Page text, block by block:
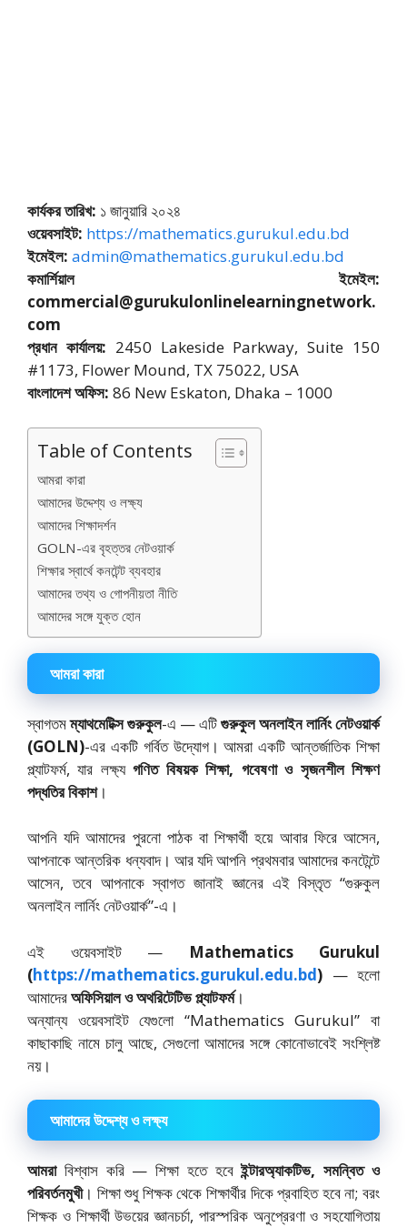
কার্যকর তারিখ: ১ জানুয়ারি ২০২৪
ওয়েবসাইট: https://mathematics.gurukul.edu.bd
ইমেইল: admin@mathematics.gurukul.edu.bd
কমার্শিয়াল ইমেইল:
commercial@gurukulonlinelearningnetwork.
com
প্রধান কার্যালয়: 2450 Lakeside Parkway, Suite 150
#1173, Flower Mound, TX 75022, USA
বাংলাদেশ অফিস: 86 New Eskaton, Dhaka – 1000
Table of Contents
আমরা কারা
আমাদের উদ্দেশ্য ও লক্ষ্য
আমাদের শিক্ষাদর্শন
GOLN-এর বৃহত্তর নেটওয়ার্ক
শিক্ষার স্বার্থে কনটেন্ট ব্যবহার
আমাদের তথ্য ও গোপনীয়তা নীতি
আমাদের সঙ্গে যুক্ত হোন
আমরা কারা
স্বাগতমম্যাথমেটিক্স গুরুকুল-এ — এটিগুরুকুল অনলাইন লার্নিং নেটওয়ার্ক
(GOLN)-এর একটি গর্বিত উদ্যোগ। আমরা একটি আন্তর্জাতিক শিক্ষা
প্ল্যাটফর্ম, যার লক্ষ্যগণিত বিষয়ক শিক্ষা, গবেষণা ও সৃজনশীল শিক্ষণ
পদ্ধতির বিকাশ।
আপনি যদি আমাদের পুরনো পাঠক বা শিক্ষার্থী হয়ে আবার ফিরে আসেন,
আপনাকে আন্তরিক ধন্যবাদ। আর যদি আপনি প্রথমবার আমাদের কনটেন্টে
আসেন, তবে আপনাকে স্বাগত জানাই জ্ঞানের এই বিস্তৃত “গুরুকুল
অনলাইন লার্নিং নেটওয়ার্ক”-এ।
এই ওয়েবসাইট —
Mathematics Gurukul
(https://mathematics.gurukul.edu.bd) — হলো
আমাদেরঅফিসিয়াল ও অথরিটেটিভ প্ল্যাটফর্ম।
অন্যান্য ওয়েবসাইট যেগুলো “Mathematics Gurukul” বা
কাছাকাছি নামে চালু আছে, সেগুলো আমাদের সঙ্গে কোনোভাবেই সংশ্লিষ্ট
নয়।
আমাদের উদ্দেশ্য ও লক্ষ্য
আমরাবিশ্বাস করি — শিক্ষা হতে হবেইন্টারঅ্যাকটিভ, সমন্বিত ও
পরিবর্তনমুখী। শিক্ষা শুধু শিক্ষক থেকে শিক্ষার্থীর দিকে প্রবাহিত হবে না; বরং
শিক্ষক ও শিক্ষার্থী উভয়ের জ্ঞানচর্চা, পারস্পরিক অনুপ্রেরণা ও সহযোগিতায়